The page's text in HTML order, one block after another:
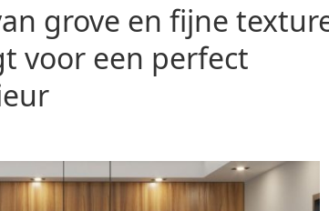
grove en fijne
voor een perfect